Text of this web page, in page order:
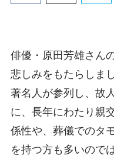
俳優・原田芳雄さん
悲しみをもたらしま
著名人が参列し、故
に、長年にわたり親
係性や、葬儀でのタ
を持つ方も多いので